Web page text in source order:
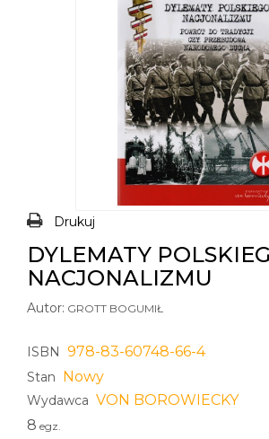
Drukuj
DYLEMATY
NACJONALIZMU
Autor: GROTT BOGUMIŁ
ISBN 978-83-60748-66-4
Stan Nowy
Wydawca VON BOROWIECKY
8 egz.